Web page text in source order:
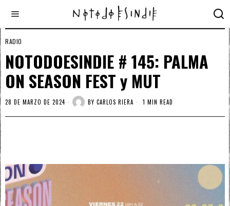
RADIO
NOTODOESINDIE # 145: PALMA
ON SEASON FEST y MUT
28 DE MARZO DE 2024 BY CARLOS RIERA 1 MIN READ